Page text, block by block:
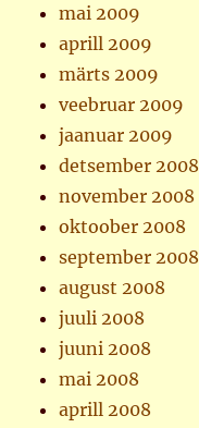
mai 2009
aprill 2009
märts 2009
veebruar 2009
jaanuar 2009
detsember 2008
november 2008
oktoober 2008
september 2008
august 2008
juuli 2008
juuni 2008
mai 2008
aprill 2008